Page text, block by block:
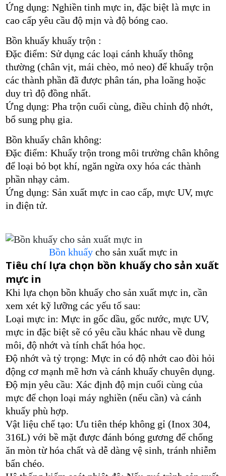
Ứng dụng: Nghiền tinh mực in, đặc biệt là mực in
cao cấp yêu cầu độ mịn và độ bóng cao.
Bồn khuấy khuấy trộn :
Đặc điểm: Sử dụng các loại cánh khuấy thông
thường (chân vịt, mái chèo, mỏ neo) để khuấy trộn
các thành phần đã được phân tán, pha loãng hoặc
duy trì độ đồng nhất.
Ứng dụng: Pha trộn cuối cùng, điều chỉnh độ nhớt,
bổ sung phụ gia.
Bồn khuấy chân không:
Đặc điểm: Khuấy trộn trong môi trường chân không
để loại bỏ bọt khí, ngăn ngừa oxy hóa các thành
phần nhạy cảm.
Ứng dụng: Sản xuất mực in cao cấp, mực UV, mực
in điện tử.
Bồn khuấy cho sản xuất mực in
Tiêu chí lựa chọn bồn khuấy cho sản xuất
mực in
Khi lựa chọn bồn khuấy cho sản xuất mực in, cần
xem xét kỹ lưỡng các yếu tố sau:
Loại mực in: Mực in gốc dầu, gốc nước, mực UV,
mực in đặc biệt sẽ có yêu cầu khác nhau về dung
môi, độ nhớt và tính chất hóa học.
Độ nhớt và tỷ trọng: Mực in có độ nhớt cao đòi hỏi
động cơ mạnh mẽ hơn và cánh khuấy chuyên dụng.
Độ mịn yêu cầu: Xác định độ mịn cuối cùng của
mực để chọn loại máy nghiền (nếu cần) và cánh
khuấy phù hợp.
Vật liệu chế tạo: Ưu tiên thép không gỉ (Inox 304,
316L) với bề mặt được đánh bóng gương để chống
ăn mòn từ hóa chất và dễ dàng vệ sinh, tránh nhiễm
bẩn chéo.